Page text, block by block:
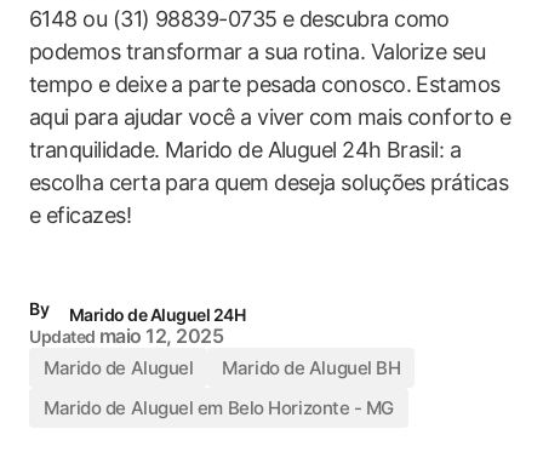
6148 ou (31) 98839-0735 e descubra como
podemos transformar a sua rotina. Valorize seu
tempo e deixe a parte pesada conosco. Estamos
aqui para ajudar você a viver com mais conforto e
tranquilidade. Marido de Aluguel 24h Brasil: a
escolha certa para quem deseja soluções práticas
e eficazes!
By
Marido de Aluguel 24H
Updated maio 12, 2025
Marido de Aluguel
Marido de Aluguel BH
Marido de Aluguel em Belo Horizonte - MG